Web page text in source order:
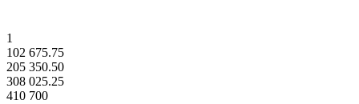
1
102 675.75
205 350.50
308 025.25
410 700